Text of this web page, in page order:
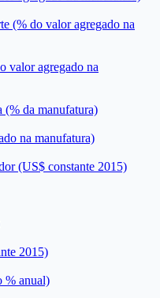
(% do valor agregado na
valor agregado na
(% da manufatura)
na manufatura)
(US$ constante 2015)
2015)
% anual)